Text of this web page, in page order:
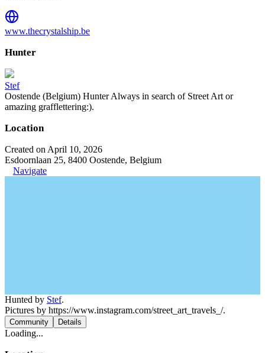
www.thecrystalship.be
Hunter
Stef
Oostende (Belgium) Hunter Always in search of Street Art or
amazing grafflettering:).
Location
Created on April 10, 2026
Esdoornlaan 25, 8400 Oostende, Belgium
Navigate
Hunted by Stef.
Pictures by https://www.instagram.com/street_art_travels_/.
Community Details
Loading...